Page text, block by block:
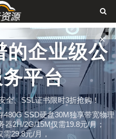
的企业级公
平台
全、SSL证书限时3折抢购！
480G SSD硬盘30M独享带宽物理
2H/2G/15M仅需19.8元/月；
29.8元/月，
✕